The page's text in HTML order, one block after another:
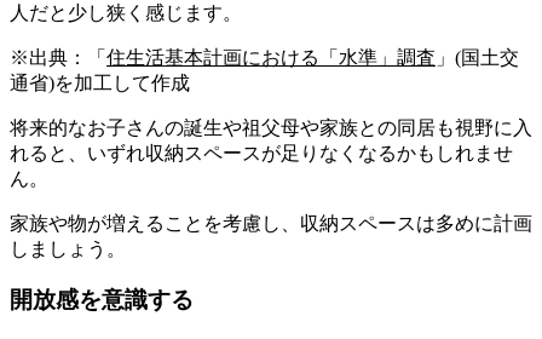
人だと少し狭く感じます。
※出典：「 住生活基本計画における「水準」調査 」(国土交
通省)を加工して作成
将来的なお子さんの誕生や祖父母や家族との同居も視野に入
れると、いずれ収納スペースが足りなくなるかもしれませ
ん。
家族や物が増えることを考慮し、収納スペースは多めに計画
しましょう。
開放感を意識する